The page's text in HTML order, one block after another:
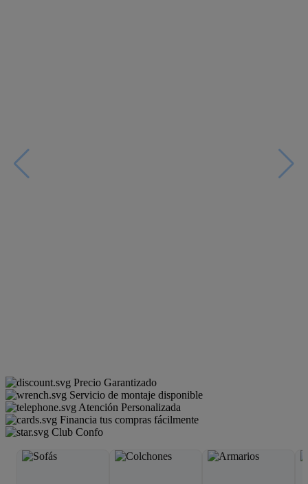
Precio Garantizado
Servicio de montaje disponible
Atención Personalizada
Financia tus compras fácilmente
Club Confo